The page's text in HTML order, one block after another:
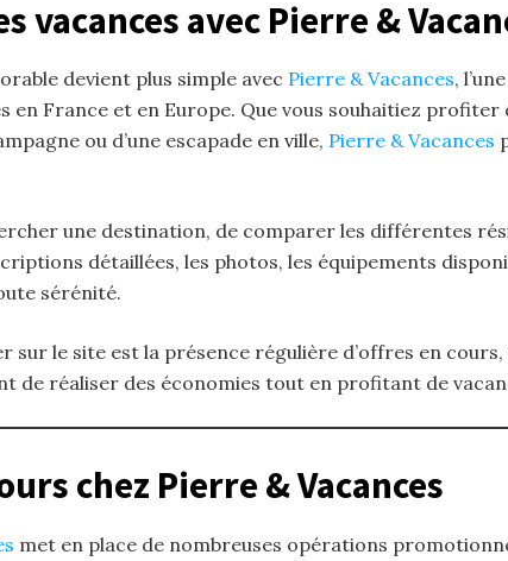
vacances avec Pierre &
devient plus simple avec Pierre & Vacances,
France et en Europe. Que vous souhaitiez profiter
ou d’une escapade en ville, Pierre & Vacances
une destination, de comparer les différentes
détaillées, les photos, les équipements
sérénité.
sur le site est la présence régulière d’offres en
de réaliser des économies tout en profitant de
chez Pierre & Vacances
met en place de nombreuses opérations